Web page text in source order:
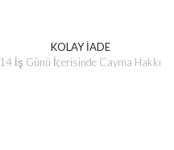
KOLAY İADE
14 İş Günü İçerisinde Cayma Hakkı